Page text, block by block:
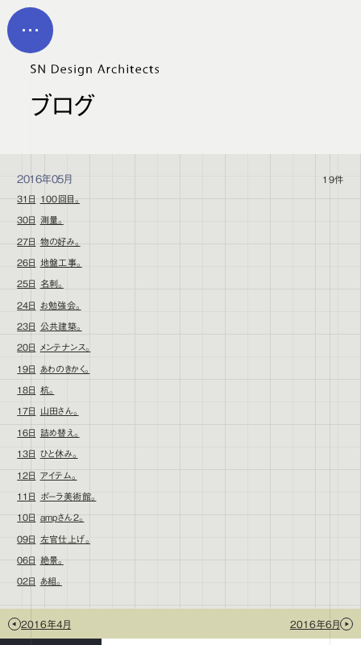
メイン コンテンツにスキップ
MEN
ブログ
2016年05月 19件
31日 100回目。
30日 測量。
27日 物の好み。
26日 地盤工事。
25日 名刺。
24日 お勉強会。
23日 公共建築。
20日 メンテナンス。
19日 あわのきかく。
18日 杭。
17日 山田さん。
16日 詰め替え。
13日 ひと休み。
12日 アイテム。
11日 ポーラ美術館。
10日 ampさん2。
09日 左官仕上げ。
06日 絶景。
02日 あ組。
2016年4月 2016年6月